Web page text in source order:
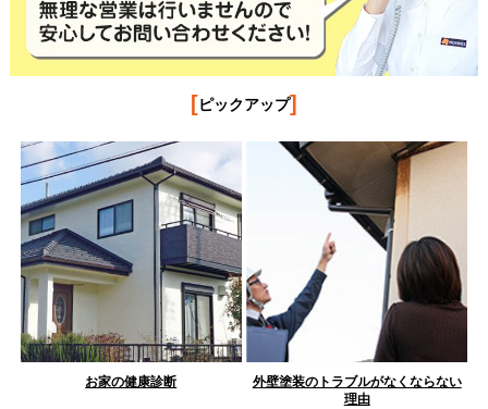
[ピックアップ]
お家の健康診断
外壁塗装のトラブルがなくならない
理由